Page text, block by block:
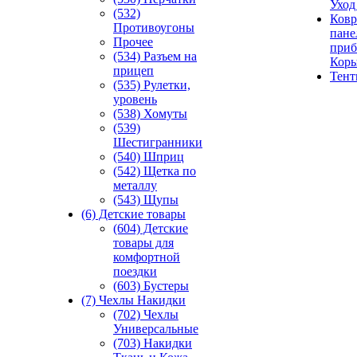
(532)
Противоугоны
Прочее
(534) Разъем на
прицеп
(535) Рулетки,
уровень
(538) Хомуты
(539)
Шестигранники
(540) Шприц
(542) Щетка по
металлу
(543) Щупы
(6) Детские товары
(604) Детские
товары для
комфортной
поездки
(603) Бустеры
(7) Чехлы Накидки
(702) Чехлы
Универсальные
(703) Накидки
Уход